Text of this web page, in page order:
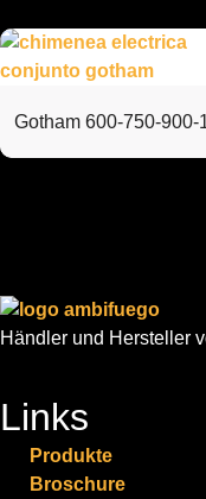
Gotham 600-750-900-
Händler und Hersteller
Links
Produkte
Broschure